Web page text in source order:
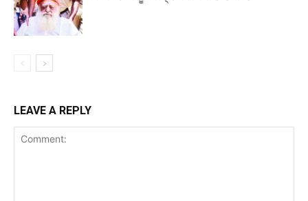
LEAVE A REPLY